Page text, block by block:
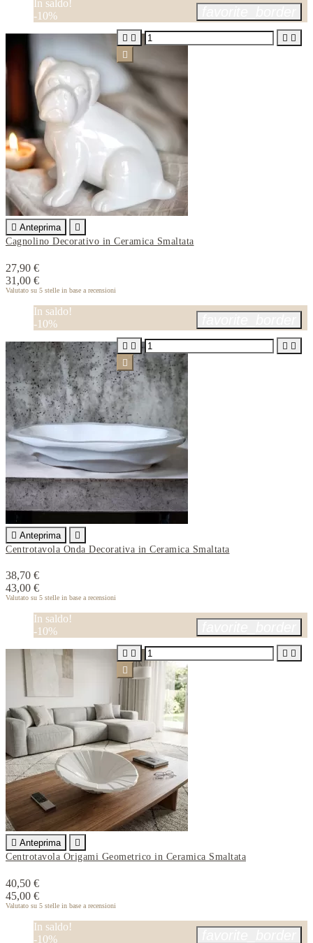
In saldo!
-10%
 Anteprima

Cagnolino Decorativo in Ceramica Smaltata
27,90 €
31,00 €
Valutato su 5 stelle in base a recensioni
   

In saldo!
-10%
 Anteprima

Centrotavola Onda Decorativa in Ceramica Smaltata
38,70 €
43,00 €
Valutato su 5 stelle in base a recensioni
   

In saldo!
-10%
 Anteprima

Centrotavola Origami Geometrico in Ceramica Smaltata
40,50 €
45,00 €
Valutato su 5 stelle in base a recensioni
   

In saldo!
-10%